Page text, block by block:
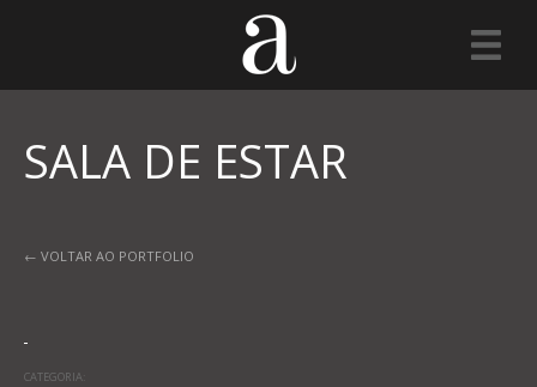
SALA DE ESTAR
← VOLTAR AO PORTFOLIO
CATEGORIA: